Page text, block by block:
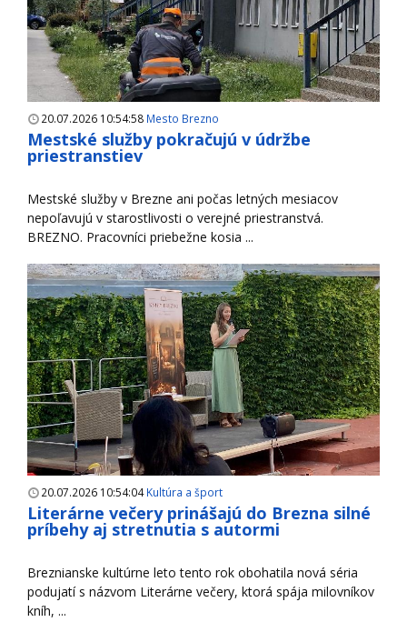
20.07.2026 10:54:58 Mesto Brezno
Mestské služby pokračujú v údržbe
priestranstiev
Mestské služby v Brezne ani počas letných mesiacov
nepoľavujú v starostlivosti o verejné priestranstvá.
BREZNO. Pracovníci priebežne kosia ...
20.07.2026 10:54:04Kultúra a šport
Literárne večery prinášajú do Brezna silné
príbehy aj stretnutia s autormi
Breznianske kultúrne leto tento rok obohatila nová séria
podujatí s názvom Literárne večery, ktorá spája milovníkov
kníh, ...